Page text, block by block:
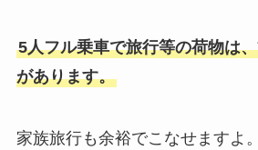
5人フル乗車で旅行等の荷物は
があります。
家族旅行も余裕でこなせますよ。